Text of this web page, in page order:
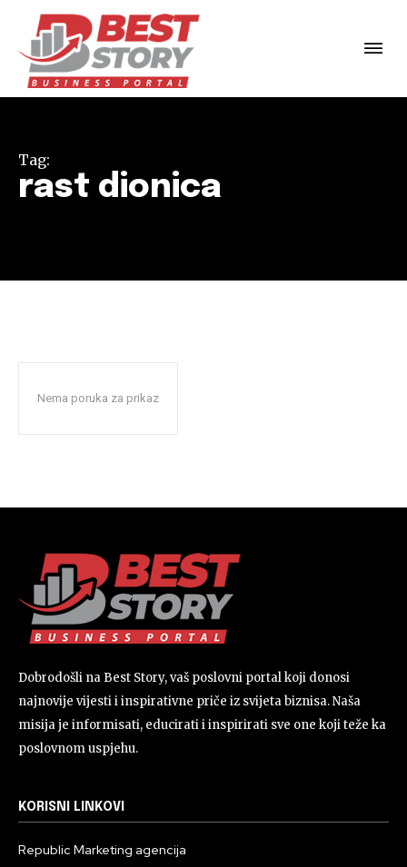
Tag:
rast dionica
Nema poruka za prikaz
Dobrodošli na Best Story, vaš poslovni portal koji donosi
najnovije vijesti i inspirativne priče iz svijeta biznisa. Naša
misija je informisati, educirati i inspirirati sve one koji teže ka
poslovnom uspjehu.
KORISNI LINKOVI
Republic Marketing agencija